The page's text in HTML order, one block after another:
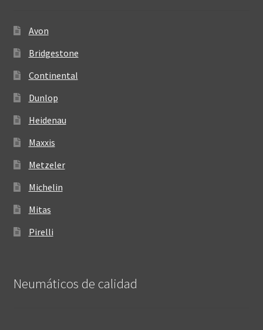
Avon
Bridgestone
Continental
Dunlop
Heidenau
Maxxis
Metzeler
Michelin
Mitas
Pirelli
Neumáticos de calidad‎